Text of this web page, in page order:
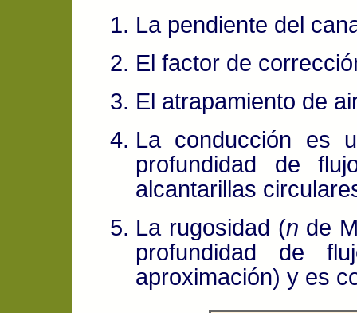
La pendiente del
El factor de
El atrapamiento de
La conducción es
profundidad de
alcantarillas
La rugosidad (n de
profundidad de
aproximación) y es